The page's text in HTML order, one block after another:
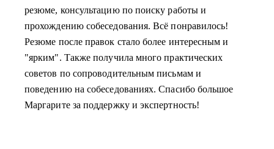
резюме, консультацию по поиску работы и
прохождению собеседования. Всё понравилось!
Резюме после правок стало более интересным и
"ярким". Также получила много практических
советов по сопроводительным письмам и
поведению на собеседованиях. Спасибо большое
Маргарите за поддержку и экспертность!